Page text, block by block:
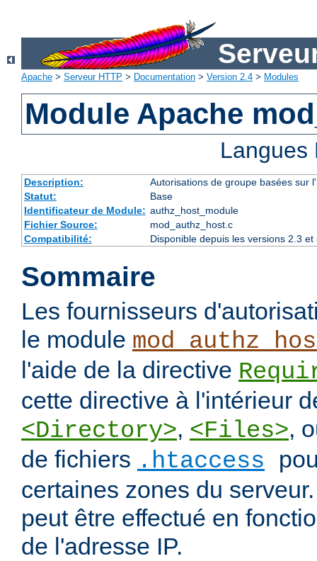
Apache > Serveur HTTP > Documentation > Version 2.4 > Modules
Module Apache
Description:
Autorisations de groupe basées sur
Statut:
Base
Identificateur de Module: authz_host_module
Fichier Source:
mod_authz_host.c
Compatibilité:
Disponible depuis les versions 2.3
Sommaire
Les fournisseurs
le module
l'aide de la directive
cette directive à l'intérieur
<Directory>, <Files>,
de fichiers .htaccess
certaines zones du
peut être effectué en
de l'adresse IP.